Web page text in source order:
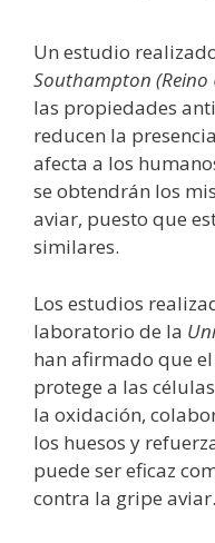
Un estudio
Southampton (Reino
las propiedades
reducen la
afecta a los
se obtendrán los
aviar, puesto que
similares.
Los estudios
laboratorio de la
han afirmado que
protege a las
la oxidación,
los huesos y
puede ser eficaz
contra la gripe aviar.